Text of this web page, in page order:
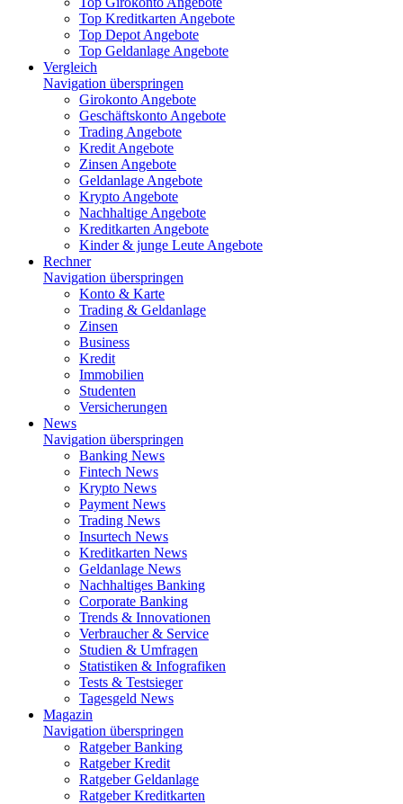
Top Kreditkarten Angebote
Top Depot Angebote
Top Geldanlage Angebote
Vergleich
Navigation überspringen
Girokonto Angebote
Geschäftskonto Angebote
Trading Angebote
Kredit Angebote
Zinsen Angebote
Geldanlage Angebote
Krypto Angebote
Nachhaltige Angebote
Kreditkarten Angebote
Kinder & junge Leute Angebote
Rechner
Navigation überspringen
Konto & Karte
Trading & Geldanlage
Zinsen
Business
Kredit
Immobilien
Studenten
Versicherungen
News
Navigation überspringen
Banking News
Fintech News
Krypto News
Payment News
Trading News
Insurtech News
Kreditkarten News
Geldanlage News
Nachhaltiges Banking
Corporate Banking
Trends & Innovationen
Verbraucher & Service
Studien & Umfragen
Statistiken & Infografiken
Tests & Testsieger
Tagesgeld News
Magazin
Navigation überspringen
Ratgeber Banking
Ratgeber Kredit
Ratgeber Geldanlage
Ratgeber Kreditkarten